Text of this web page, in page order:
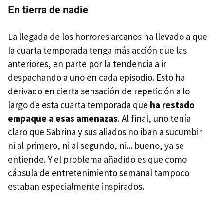
En tierra de nadie
La llegada de los horrores arcanos ha llevado a que
la cuarta temporada tenga más acción que las
anteriores, en parte por la tendencia a ir
despachando a uno en cada episodio. Esto ha
derivado en cierta sensación de repetición a lo
largo de esta cuarta temporada que ha restado
empaque a esas amenazas. Al final, uno tenía
claro que Sabrina y sus aliados no iban a sucumbir
ni al primero, ni al segundo, ni... bueno, ya se
entiende. Y el problema añadido es que como
cápsula de entretenimiento semanal tampoco
estaban especialmente inspirados.